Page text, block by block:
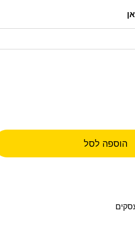
הוספה לסל